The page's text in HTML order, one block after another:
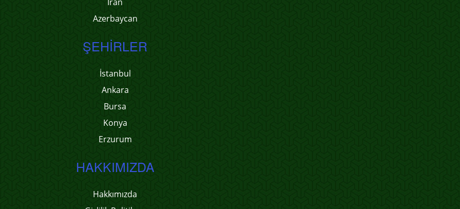
Azerbaycan
ŞEHIRLER
İstanbul
Ankara
Bursa
Konya
Erzurum
HAKKIMIZDA
Hakkımızda